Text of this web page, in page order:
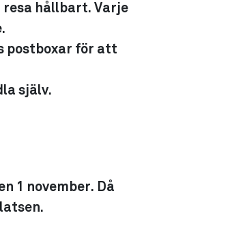
resa hållbart. Varje
postboxar för att
själv.
1 november. Då